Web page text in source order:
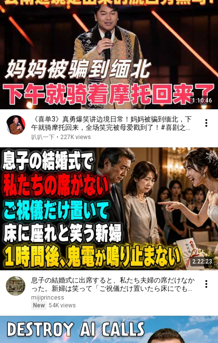
1:10:46
《喜单3》真勇爆笑讲边境日常！妈妈被骗到缅北，下
午就骑摩托回来，全场笑完被母爱戳到了！#喜剧之王
单口季 #脱口秀 #搞笑 #喜剧 #funny #综艺
叭叭一下 • 227K views
2:22:23
息子の結婚式に出席すると、私たち夫婦の席だけなか
った。新婦は笑って「ご祝儀だけ置いたら床にでも座
ってくださいw」夫は「帰ろう…」私も黙って式場を
後にした――1時間後、新婦から鬼のように電話が鳴
mijiprincess
New 54K views